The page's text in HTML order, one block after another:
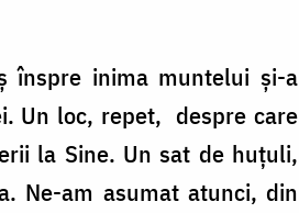
înspre inima muntelui și-a
Un loc, repet, despre care
la Sine. Un sat de huţuli,
Ne-am asumat atunci, din